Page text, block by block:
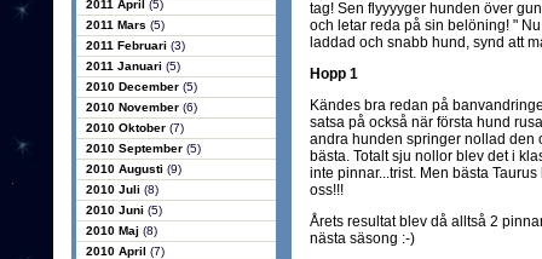
2011 April (5)
2011 Mars (5)
2011 Februari (3)
2011 Januari (5)
2010 December (5)
2010 November (6)
2010 Oktober (7)
2010 September (5)
2010 Augusti (9)
2010 Juli (8)
2010 Juni (5)
2010 Maj (8)
2010 April (7)
tag! Sen flyyyyger hunden över
och letar reda på sin belöning! "
laddad och snabb hund, synd att
Hopp 1
Kändes bra redan på
satsa på också när första hund
andra hunden springer nollad den
bästa. Totalt sju nollor blev det i
inte pinnar...trist. Men bästa
oss!!!
Årets resultat blev då alltså 2
nästa säsong :-)